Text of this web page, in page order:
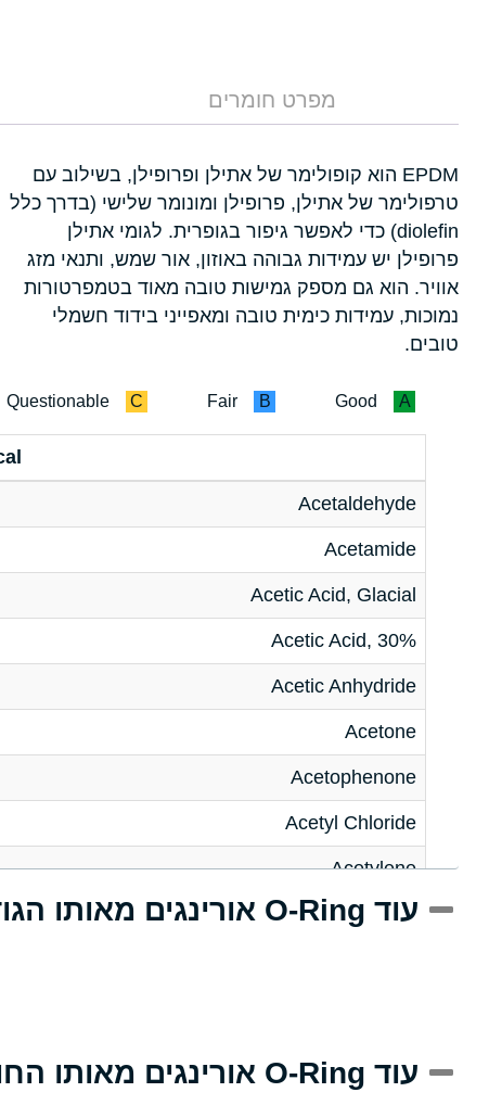
מפרט חומרים
EPDM הוא קופולימר של אתילן ופרופילן, בשילוב עם
טרפולימר של אתילן, פרופילן ומונומר שלישי (בדרך כלל
diolefin) כדי לאפשר גיפור בגופרית. לגומי אתילן
פרופילן יש עמידות גבוהה באוזון, אור שמש, ותנאי מזג
אוויר. הוא גם מספק גמישות טובה מאוד בטמפרטורות
נמוכות, עמידות כימית טובה ומאפייני בידוד חשמלי
טובים.
A
Good
B
Fair
C
Questionable
Acetaldehyde
Acetamide
Acetic Acid, Glacial
Acetic Acid, 30%
Acetic Anhydride
Acetone
Acetophenone
Acetyl Chloride
Acetylene
Acrlylonitrile
Aluminum Acetate (Aqueous)
עוד O-Ring אורינגים מאותו הגודל
עוד O-Ring אורינגים מאותו החומר